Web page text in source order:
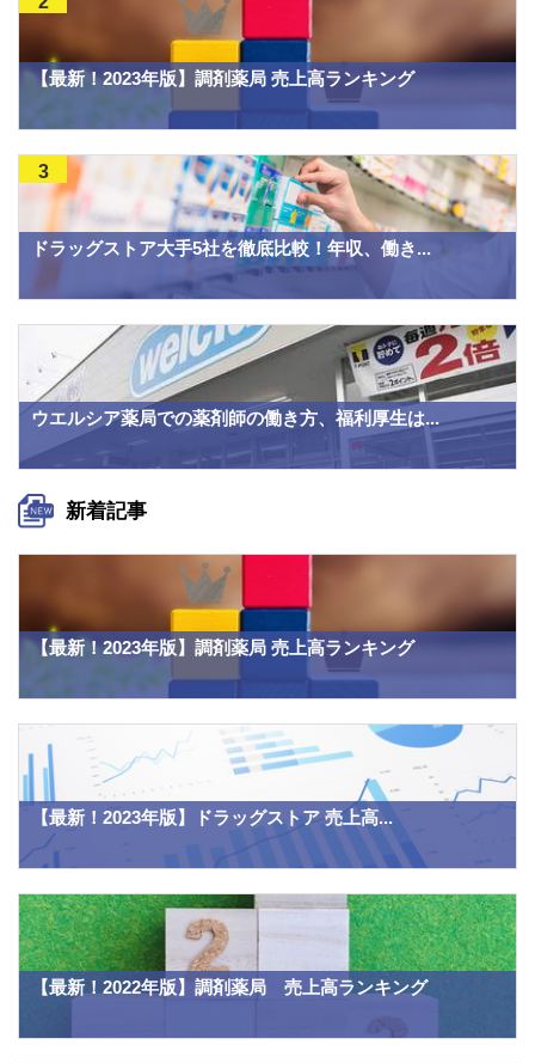
【最新！2023年版】調剤薬局 売上高ランキング
ドラッグストア大手5社を徹底比較！年収、働き...
3
ウエルシア薬局での薬剤師の働き方、福利厚生は...
新着記事
【最新！2023年版】調剤薬局 売上高ランキング
【最新！2023年版】ドラッグストア 売上高...
【最新！2022年版】調剤薬局 売上高ランキング